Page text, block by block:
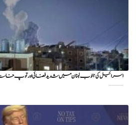
اسرائیل کی جنوب لبنان میں شدید فضائی اور توپ خانہ